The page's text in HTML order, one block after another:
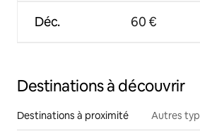
Déc. 60 €
Destinations à découvrir
Destinations à proximité Autres